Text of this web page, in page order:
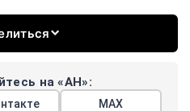
на «АН»:
МАХ